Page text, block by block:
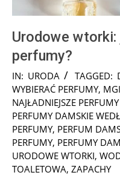
Urodowe
perfumy?
2024-
10-
17
IN: URODA TAGGED:
WYBIERAĆ PERFUMY,
NAJŁADNIEJSZE
PERFUMY DAMSKIE
PERFUMY, PERFUM
PERFUMY, PERFUMY
URODOWE WTORKI,
TOALETOWA, ZAPACHY